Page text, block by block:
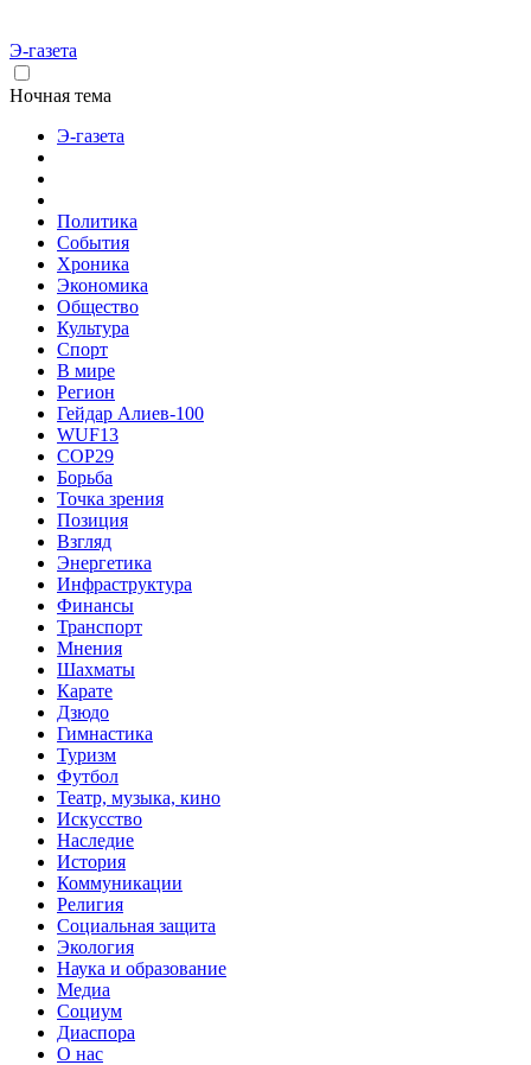
Э-газета
Ночная тема
Э-газета
Политика
События
Хроника
Экономика
Общество
Культура
Спорт
В мире
Регион
Гейдар Алиев-100
WUF13
COP29
Борьба
Точка зрения
Позиция
Взгляд
Энергетика
Инфраструктура
Финансы
Транспорт
Мнения
Шахматы
Карате
Дзюдо
Гимнастика
Туризм
Футбол
Театр, музыка, кино
Искусство
Наследие
История
Коммуникации
Религия
Социальная защита
Экология
Наука и образование
Медиа
Социум
Диаспора
О нас